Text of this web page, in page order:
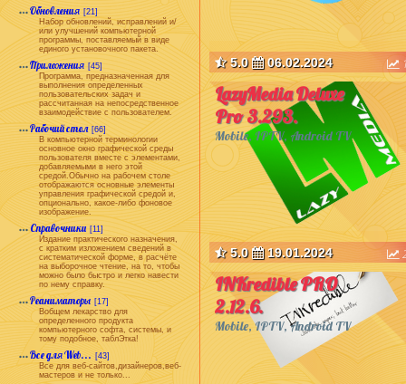
Обновления [21]
Набор обновлений, исправлений и/
или улучшений компьютерной
программы, поставляемый в виде
единого установочного пакета.
Приложения [45]
Программа, предназначенная для
выполнения определенных
пользовательских задач и
рассчитанная на непосредственное
взаимодействие с пользователем.
Рабочий стол [66]
В компьютерной терминологии
основное окно графической среды
пользователя вместе с элементами,
добавляемыми в него этой
средой.Обычно на рабочем столе
отображаются основные элементы
управления графической средой и,
опционально, какое-либо фоновое
изображение.
Справочники [11]
Издание практического назначения,
с кратким изложением сведений в
систематической форме, в расчёте
на выборочное чтение, на то, чтобы
можно было быстро и легко навести
по нему справку.
Реаниматоры [17]
Вобщем лекарство для
определенного продукта
компьютерного софта, системы, и
тому подобное, таблЭтка!
Все для Web... [43]
Все для веб-сайтов,дизайнеров,веб-
мастеров и не только...
5.0 06.02.2024
LazyMedia Deluxe
Pro 3.293.
Mobile, IPTV, Android TV
5.0 19.01.2024
INKredible PRO
2.12.6.
Mobile, IPTV, Android TV